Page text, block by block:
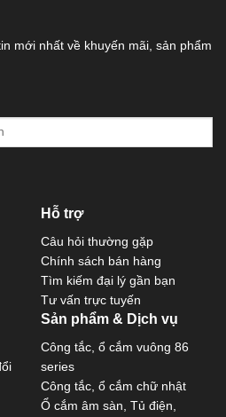
mới nhất về khuyến mãi, sản phẩm
Hỗ trợ
Câu hỏi thường gặp
Chính sách bán hàng
Tìm kiếm đại lý gần bạn
Tư vấn trực tuyến
Sản phẩm & Dịch vụ
Công tắc, ổ cắm vuông 86
series
Công tắc, ổ cắm chữ nhật
Ổ cắm âm sàn, Tủ điện,